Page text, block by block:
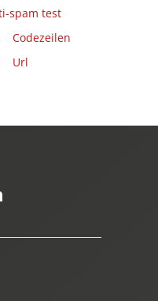
spam test
Codezeilen
Url